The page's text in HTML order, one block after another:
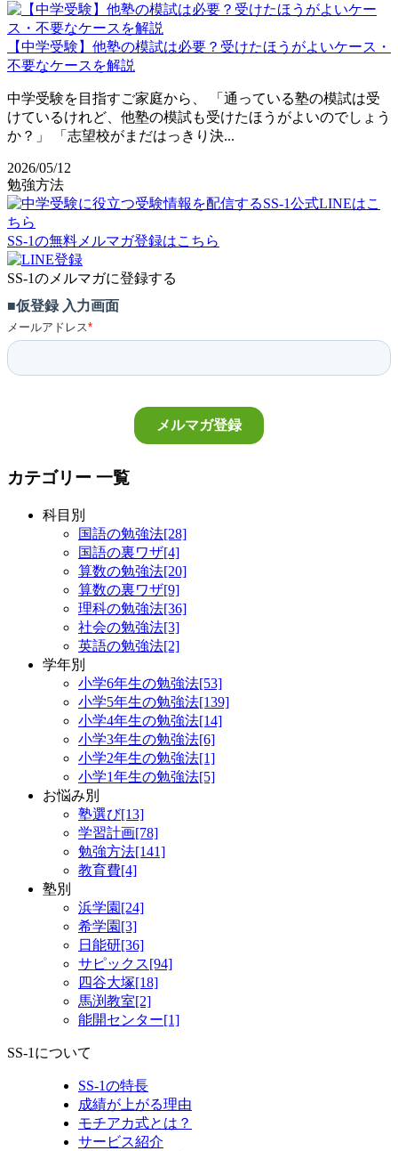
【中学受験】他塾の模試は必要？受けたほうがよいケース・
不要なケースを解説
中学受験を目指すご家庭から、 「通っている塾の模試は受
けているけれど、他塾の模試も受けたほうがよいのでしょう
か？」 「志望校がまだはっきり決...
2026/05/12
勉強方法
SS-1の無料メルマガ登録はこちら
SS-1のメルマガに登録する
カテゴリー 一覧
科目別
国語の勉強法[28]
国語の裏ワザ[4]
算数の勉強法[20]
算数の裏ワザ[9]
理科の勉強法[36]
社会の勉強法[3]
英語の勉強法[2]
学年別
小学6年生の勉強法[53]
小学5年生の勉強法[139]
小学4年生の勉強法[14]
小学3年生の勉強法[6]
小学2年生の勉強法[1]
小学1年生の勉強法[5]
お悩み別
塾選び[13]
学習計画[78]
勉強方法[141]
教育費[4]
塾別
浜学園[24]
希学園[3]
日能研[36]
サピックス[94]
四谷大塚[18]
馬渕教室[2]
能開センター[1]
SS-1について
SS-1の特長
成績が上がる理由
モチアカ式とは？
サービス紹介